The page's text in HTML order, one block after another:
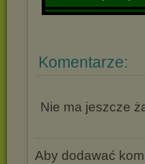
Komentarze:
Nie ma jeszcze
Aby dodawać